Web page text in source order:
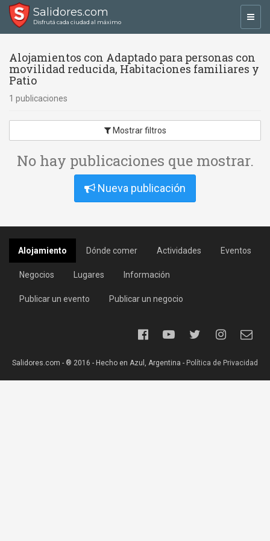
Salidores.com
Disfrutá cada ciudad al máximo
Alojamientos con Adaptado para personas con
movilidad reducida, Habitaciones familiares y
Patio
1 publicaciones
Mostrar filtros
No hay publicaciones que mostrar.
Nueva publicación
Alojamiento Dónde comer Actividades Eventos
Negocios Lugares Información
Publicar un evento Publicar un negocio
Salidores.com - ® 2016 - Hecho en Azul, Argentina - Política de Privacidad